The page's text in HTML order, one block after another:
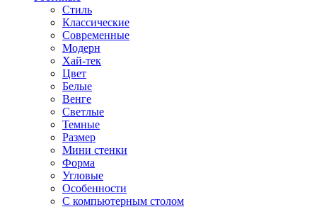
Стиль
Классические
Современные
Модерн
Хай-тек
Цвет
Белые
Венге
Светлые
Темные
Размер
Мини стенки
Форма
Угловые
Особенности
С компьютерным столом